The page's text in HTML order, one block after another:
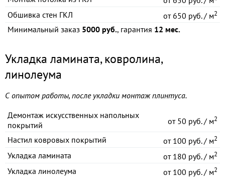
Обшивка стен ГКЛ от650 руб. / м2
Минимальный заказ 5000 руб., гарантия 12 мес.
Укладка ламината, ковролина,
линолеума
С опытом работы, после укладки монтаж плинтуса.
Демонтаж искусственных напольных
покрытий
от50 руб. / м2
Настил ковровых покрытий от100 руб. / м2
Укладка ламината от180 руб. / м2
Укладка линолеума от100 руб. / м2